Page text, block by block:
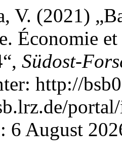
V. (2021)
Économie
Südost-
http://
6 August